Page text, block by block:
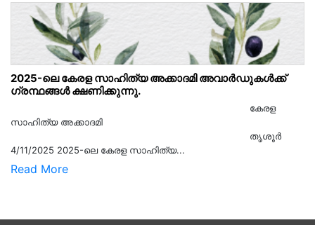
2025-ലെ കേരള സാഹിത്യ അക്കാദമി അവാർഡുകൾക്ക്
ഗ്രന്ഥങ്ങൾ ക്ഷണിക്കുന്നു.
കേരള
സാഹിത്യ അക്കാദമി
തൃശൂര്‍
4/11/2025 2025-ലെ കേരള സാഹിത്യ...
Read More